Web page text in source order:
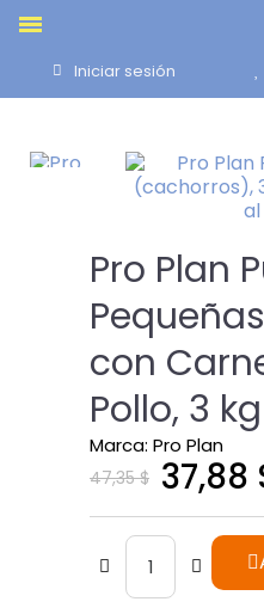
Iniciar sesión
Pro Plan
con
Pollo, 3 kg
Marca Pro Plan
47,35 $ 37,88